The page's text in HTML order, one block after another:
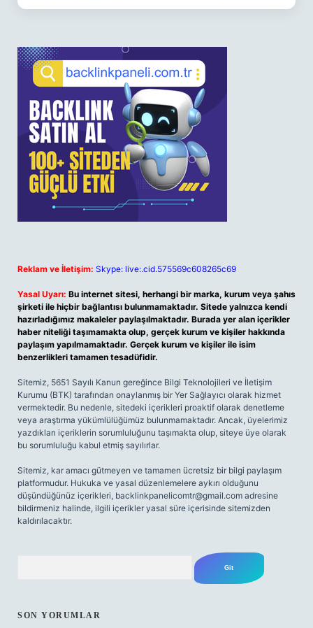
Reklam ve İletişim: Skype: live:.cid.575569c608265c69
Yasal Uyarı: Bu internet sitesi, herhangi bir marka, kurum veya şahıs
şirketi ile hiçbir bağlantısı bulunmamaktadır. Sitede yalnızca kendi
hazırladığımız makaleler paylaşılmaktadır. Burada yer alan içerikler
haber niteliği taşımamakta olup, gerçek kurum ve kişiler hakkında
paylaşım yapılmamaktadır. Gerçek kurum ve kişiler ile isim
benzerlikleri tamamen tesadüfidir.
Sitemiz, 5651 Sayılı Kanun gereğince Bilgi Teknolojileri ve İletişim
Kurumu (BTK) tarafından onaylanmış bir Yer Sağlayıcı olarak hizmet
vermektedir. Bu nedenle, sitedeki içerikleri proaktif olarak denetleme
veya araştırma yükümlülüğümüz bulunmamaktadır. Ancak, üyelerimiz
yazdıkları içeriklerin sorumluluğunu taşımakta olup, siteye üye olarak
bu sorumluluğu kabul etmiş sayılırlar.
Sitemiz, kar amacı gütmeyen ve tamamen ücretsiz bir bilgi paylaşım
platformudur. Hukuka ve yasal düzenlemelere aykırı olduğunu
düşündüğünüz içerikleri, backlinkpanelicomtr@gmail.com adresine
bildirmeniz halinde, ilgili içerikler yasal süre içerisinde sitemizden
kaldırılacaktır.
SON YORUMLAR